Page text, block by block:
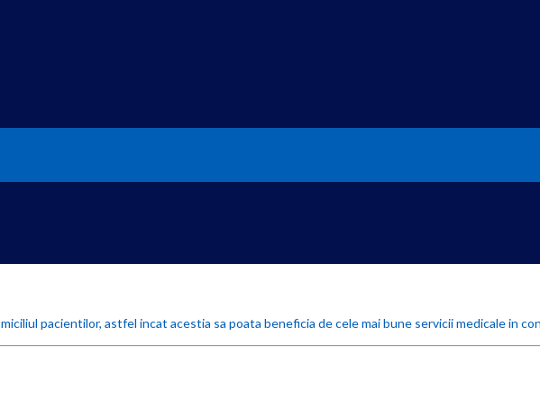
pacientilor, astfel incat acestia sa poata beneficia de cele mai bune servicii medicale in